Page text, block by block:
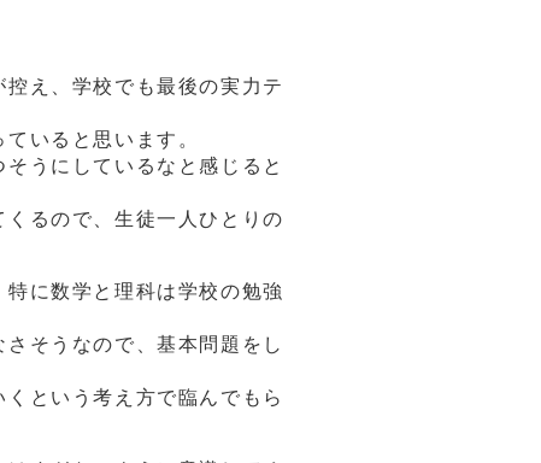
え、学校でも最後の実力テ
いると思います。
うにしているなと感じると
るので、生徒一人ひとりの
に数学と理科は学校の勉強
そうなので、基本問題をし
という考え方で臨んでもら